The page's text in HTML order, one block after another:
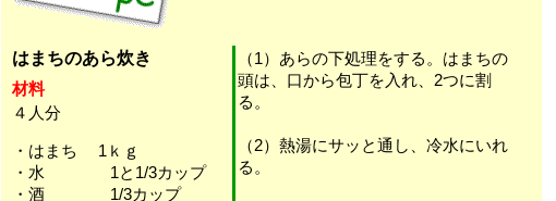
はまちのあら炊き
材料
４人分
・はまち 1ｋｇ
・水 1と1/3カップ
・酒 1/3カップ
（1）あらの下処理をする。はまちの
頭は、口から包丁を入れ、2つに割
る。
（2）熱湯にサッと通し、冷水にいれ
る。